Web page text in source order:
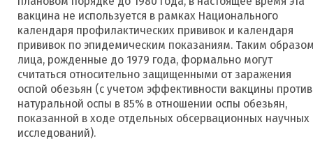
вакцина не используется в рамках Национального
календаря профилактических прививок и календаря
прививок по эпидемическим показаниям. Таким
лица, рожденные до 1979 года, формально могут
считаться относительно защищенными от заражения
оспой обезьян (с учетом эффективности вакцины против
натуральной оспы в 85% в отношении оспы обезьян,
показанной в ходе отдельных обсервационных научных
исследований).